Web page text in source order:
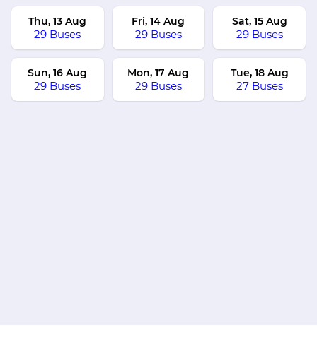
Thu, 13 Aug
29 Buses
Fri, 14 Aug
29 Buses
Sat, 15 Aug
29 Buses
Sun, 16 Aug
29 Buses
Mon, 17 Aug
29 Buses
Tue, 18 Aug
27 Buses